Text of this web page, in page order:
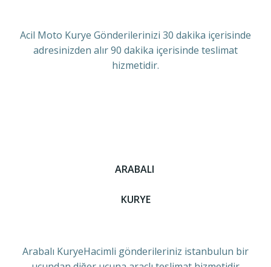
Acil Moto Kurye Gönderilerinizi 30 dakika içerisinde
adresinizden alır 90 dakika içerisinde teslimat
hizmetidir.
ARABALI
KURYE
Arabalı KuryeHacimli gönderileriniz istanbulun bir